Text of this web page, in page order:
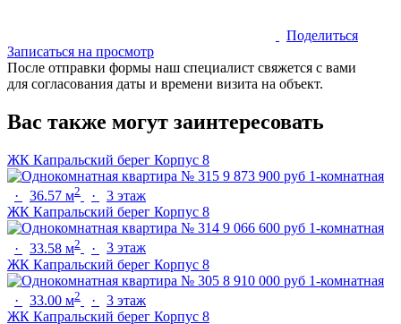
Поделиться
Записаться на просмотр
После отправки формы наш специалист свяжется с вами
для согласования даты и времени визита на объект.
Вас также могут заинтересовать
ЖК Капральский берег Корпус 8
9 873 900 руб 1-комнатная
·
36.57 м2 ·
3 этаж
ЖК Капральский берег Корпус 8
9 066 600 руб 1-комнатная
·
33.58 м2 ·
3 этаж
ЖК Капральский берег Корпус 8
8 910 000 руб 1-комнатная
·
33.00 м2 ·
3 этаж
ЖК Капральский берег Корпус 8